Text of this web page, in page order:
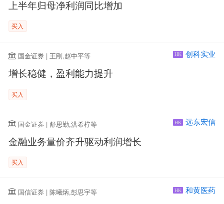
上半年归母净利润同比增加
买入
国金证券 | 王刚,赵中平等 HK 创科实业
增长稳健，盈利能力提升
买入
国金证券 | 舒思勤,洪希柠等 HK 远东宏信
金融业务量价齐升驱动利润增长
买入
国信证券 | 陈曦炳,彭思宇等 HK 和黄医药